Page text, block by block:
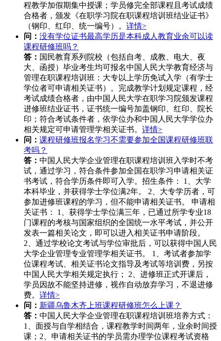
程教学加假期集中授课；学员修完全部课程且考试成绩
合格者，颁发《在职学习院在职课程培训班结业证书》
（钢印、红印、统一编号）。 详情>
问： 没有学位证书最高学历是本科成人教育业余可以读
课程研修班吗？
答： 国民教育系列院校（包括自考、成教、电大、夜
大、函授）毕业考生均可报名中国人民大学教育经济与
管理在职课程培训班：大专以上学历免试入学（有学士
学位者可申请相关证书）。完成教学计划规定课程，经
考试成绩合格者，由中国人民大学在职学习院颁发课程
进修班结业证书，证书统一编号加盖钢印、红印、院长
印；符合考试条件者，依学位办和中国人民大学学位办
相关规定可申请管理学相关证书。 详情>
问： 课程研修班报名学习不需要参加全国课程研修班联
考吗？
答： 中国人民大学企业管理在职课程培训班入学时不考
试，通过学习，符合条件参加全国在职学习申请相关证
书考试，符合学历条件即可入学。招生条件： 1、大学
本科毕业，并获得学士学位满2年。 2、大专学历者，可
参加进修班课程的学习，但不能申请相关证书。 申请相
关证书： 1、获得学士学位满三年，已通过所学专业18
门课程的考核与国家组织的全国统一水平考试，并公开
发表一篇相关论文，即可以进入相关证书申请阶段。
2、通过学校论文考试与学位审批后，可以获得中国人民
大学企业管理专业管理学相关证书。 1、考试者参加学
位课程考试、相关证书论文指导及考试等培训费，另按
中国人民大学相关规定执行； 2、进修班正式开课后，
学员因故不能坚持进修，视作自动放弃学习，不退进修
费。 详情>
问： 新疆乌鲁木齐上班课程研修班怎么上课？
答： 中国人民大学企业管理在职课程培训班培养方式：
1、面授与自学相结合，课程教学时间两年，业余时间授
课；2、申请相关证书的学员需办理学位课程考试资格